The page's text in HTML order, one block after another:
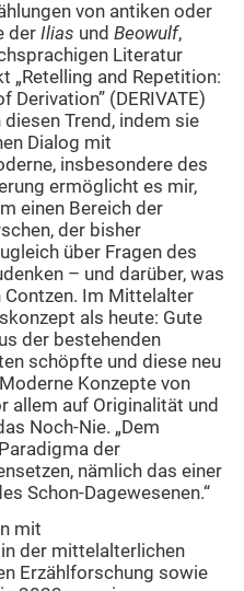
von antiken oder
der Ilias und Beowulf,
Literatur
„Retelling and Repetition:
(DERIVATE)
Trend, indem sie
Dialog mit
insbesondere des
ermöglicht es mir,
einen Bereich der
der bisher
über Fragen des
– und darüber, was
Contzen. Im Mittelalter
als heute: Gute
der bestehenden
schöpfte und diese neu
Konzepte von
allem auf Originalität und
Noch-Nie. „Dem
der
nämlich das einer
Schon-Dagewesenen.“
mit
der mittelalterlichen
Erzählforschung sowie